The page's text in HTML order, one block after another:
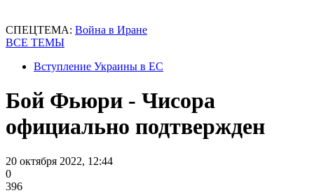
СПЕЦТЕМА: Война в Иране
ВСЕ ТЕМЫ
Вступление Украины в ЕС
Бой Фьюри - Чисора
официально подтвержден
20 октября 2022, 12:44
0
396